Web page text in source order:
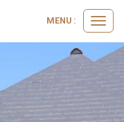
Ouvrir
le
menu
MENU :